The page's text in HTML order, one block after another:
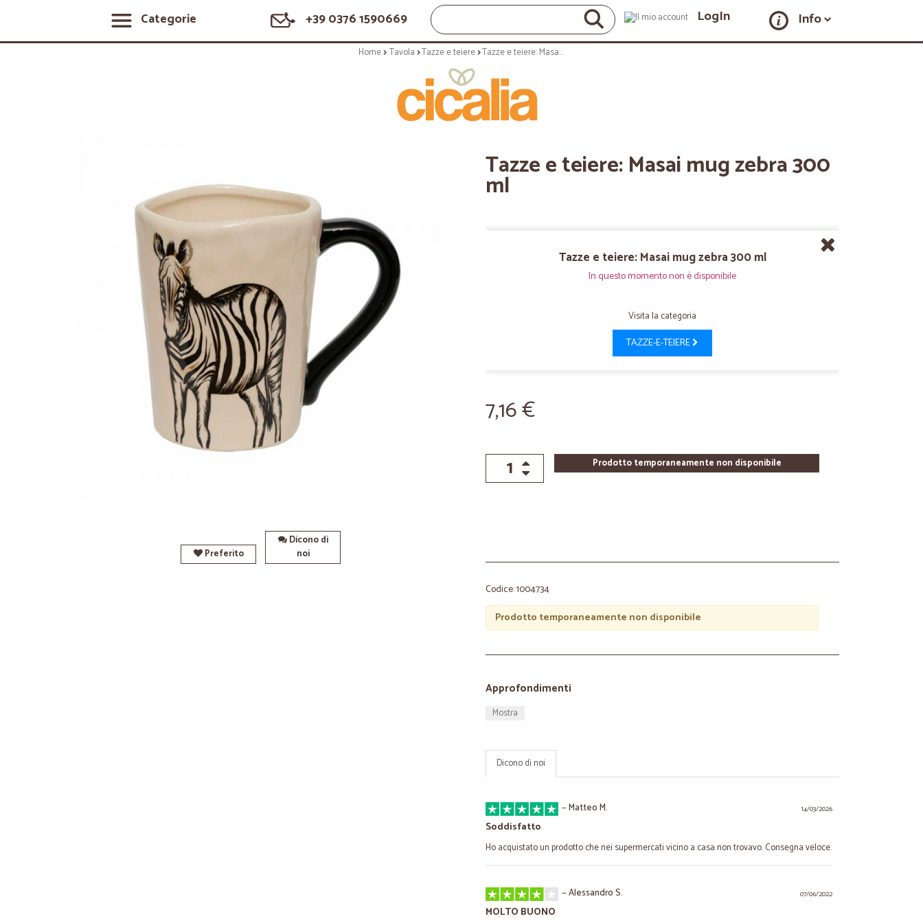
Categorie +39 0376 1590669 LogIn Info
Home Tavola Tazze e teiere Tazze e teiere: Masai mug zebra 300 ml
Preferito
Dicono di
noi
Tazze e teiere: Masai mug zebra 300
ml
Tazze e teiere: Masai mug zebra 300 ml
In questo momento non è disponibile
Visita la categoria
TAZZE-E-TEIERE
7,16 €
Prodotto temporaneamente non disponibile
Codice: 1004734
Prodotto temporaneamente non disponibile
Approfondimenti
Mostra
Dicono di noi
14/03/2026
—Matteo M.
Soddisfatto
Ho acquistato un prodotto che nei supermercati vicino a casa non trovavo. Consegna veloce.
07/06/2022
—Alessandro S.
MOLTO BUONO